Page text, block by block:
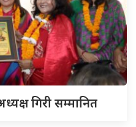
गिरी सम्मानित